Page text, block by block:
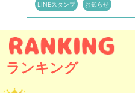
LINEスタンプ お知らせ
ランキング